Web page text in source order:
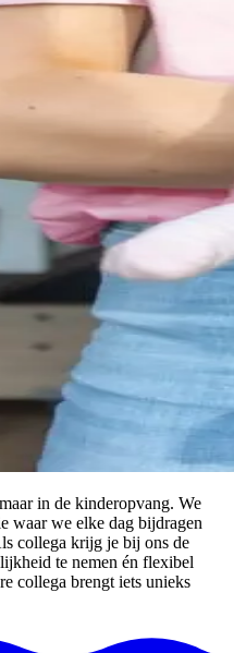
in de kinderopvang. We
waar we elke dag bijdragen
collega krijg je bij ons de
te nemen én flexibel
collega brengt iets unieks